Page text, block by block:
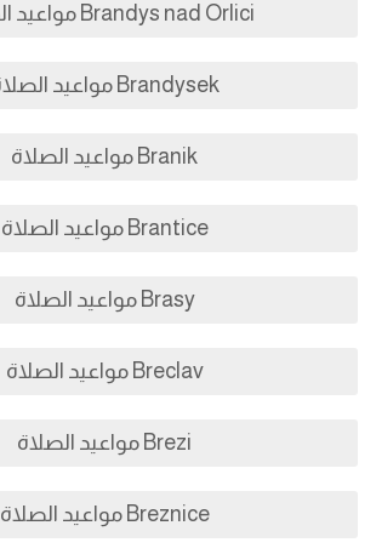
Brandys nad Orlici مواعيد الصلاة
Brandysek مواعيد الصلاة
Branik مواعيد الصلاة
Brantice مواعيد الصلاة
Brasy مواعيد الصلاة
Breclav مواعيد الصلاة
Brezi مواعيد الصلاة
Breznice مواعيد الصلاة